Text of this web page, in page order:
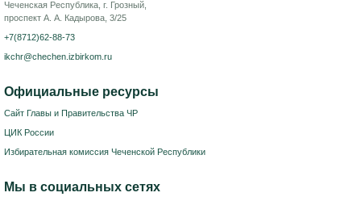
Чеченская Республика, г. Грозный,
проспект А. А. Кадырова, 3/25
+7(8712)62-88-73
ikchr@chechen.izbirkom.ru
Официальные ресурсы
Сайт Главы и Правительства ЧР
ЦИК России
Избирательная комиссия Чеченской Республики
Мы в социальных сетях